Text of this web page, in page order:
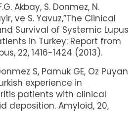
Akbay, S. Donmez, N.
ve S. Yavuz,”The Clinical
Survival of Systemic Lupus
in Turkey: Report from
22, 1416-1424 (2013).
S, Pamuk GE, Oz Puyan
experience in
patients with clinical
deposition. Amyloid, 20,